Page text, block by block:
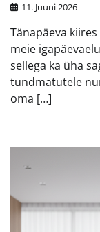
11. Juuni 2026
Tänapäeva
meie
sellega ka üha
tundmatutele
oma […]